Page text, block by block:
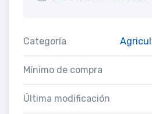
Categoría
Mínimo de compra
Última modificación